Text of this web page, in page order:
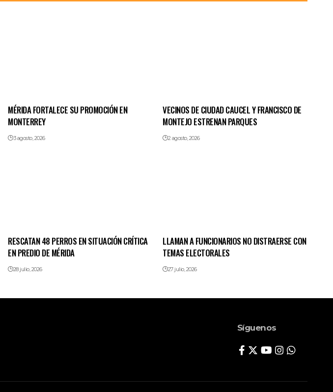
MÉRIDA FORTALECE SU PROMOCIÓN EN
MONTERREY
3 agosto, 2026
VECINOS DE CIUDAD CAUCEL Y FRANCISCO DE
MONTEJO ESTRENAN PARQUES
2 agosto, 2026
RESCATAN 48 PERROS EN SITUACIÓN CRÍTICA
EN PREDIO DE MÉRIDA
28 julio, 2026
LLAMAN A FUNCIONARIOS NO DISTRAERSE CON
TEMAS ELECTORALES
27 julio, 2026
Síguenos